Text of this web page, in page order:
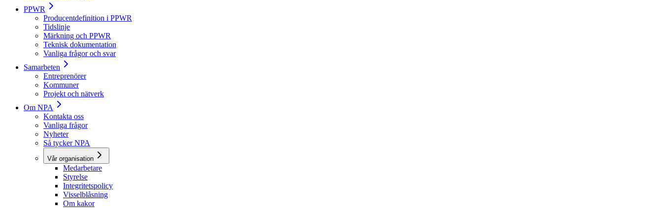
PPWR
Producentdefinition i PPWR
Tidslinje
Märkning och PPWR
Teknisk dokumentation
Vanliga frågor och svar
Samarbeten
Entreprenörer
Kommuner
Projekt och nätverk
Om NPA
Kontakta oss
Vanliga frågor
Nyheter
Så tycker NPA
Vår organisation
Medarbetare
Styrelse
Integritetspolicy
Visselblåsning
Om kakor